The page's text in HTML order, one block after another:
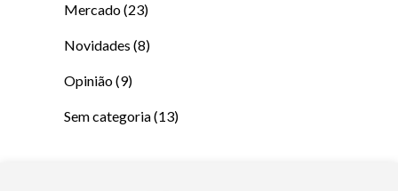
Mercado(23)
Novidades (8)
Opinião(9)
Sem categoria(13)